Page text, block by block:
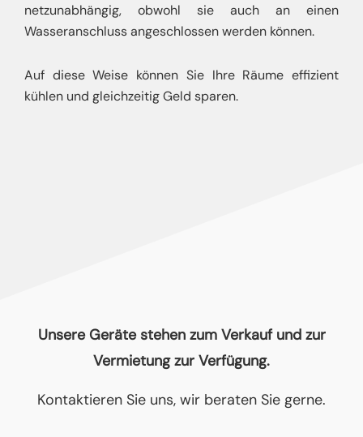
netzunabhängig, obwohl sie auch an einen
Wasseranschluss angeschlossen werden können.
Auf diese Weise können Sie Ihre Räume effizient
kühlen und gleichzeitig Geld sparen.
Unsere Geräte stehen zum Verkauf und zur
Vermietung zur Verfügung.
Kontaktieren Sie uns, wir beraten Sie gerne.